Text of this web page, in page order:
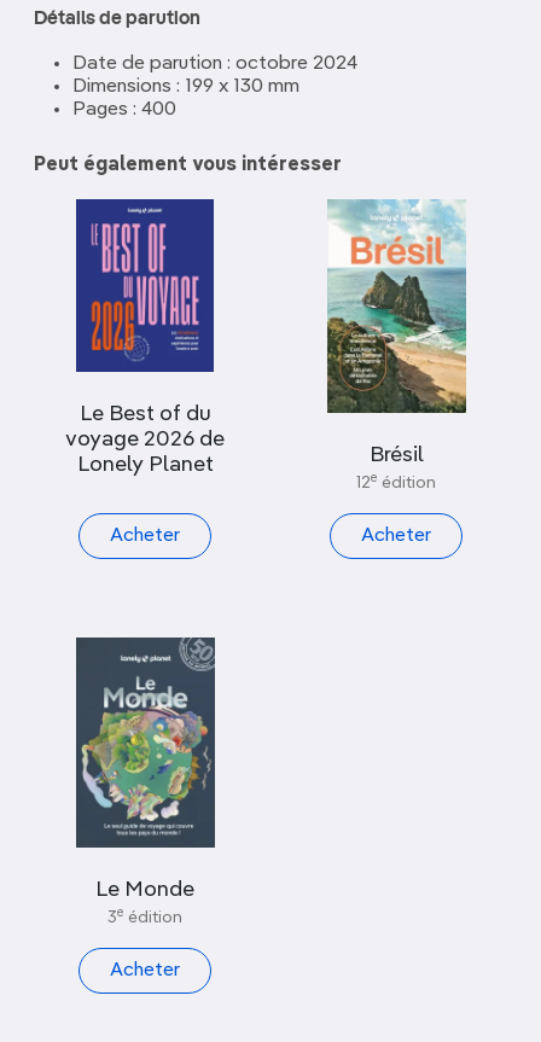
Détails de parution
Date de parution : octobre 2024
Dimensions : 199 x 130 mm
Pages : 400
Peut également vous intéresser
Le Best of du
voyage 2026 de
Lonely Planet
Acheter
Brésil
12e édition
Acheter
Le Monde
3e édition
Acheter